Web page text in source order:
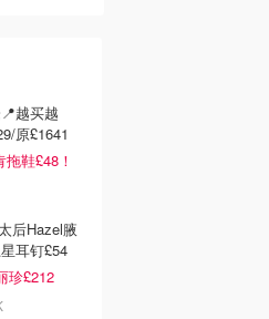
越买越
原£1641
鞋£48！
后Hazel腋
耳钉£54
珍£212